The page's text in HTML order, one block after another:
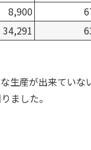
8,900
34,291
生産が出来てい
ました。